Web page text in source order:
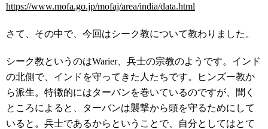
https://www.mofa.go.jp/mofaj/area/india/data.html
さて、その中で、今回はシーク教について教わりました。
シーク教というのはWarier、兵士の宗教のようです。インド
の北側で、インドを守ってきた人たちです。ヒンズー教か
ら派生。特徴的にはターバンを巻いているのですが、聞く
ところによると、ターバンは襲撃から頭を守るためにして
いると。兵士であるからということで、自分としてはとて